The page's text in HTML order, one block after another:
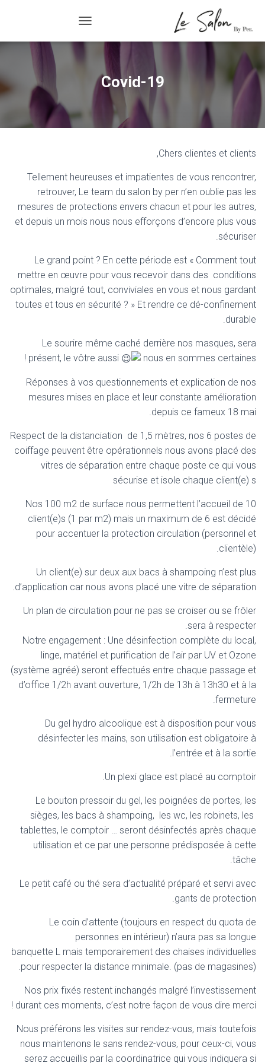
Covid-19
Chers clientes et clients,
Tellement heureuses et impatientes de vous rencontrer,
retrouver, Le team du salon by per n’en oublie pas les
mesures de protections envers chacun et pour les autres,
et depuis un mois nous nous efforçons d’encore plus vous
sécuriser.
Le grand point ? En cette période est « Comment tout
mettre en œuvre pour vous recevoir dans des conditions
optimales, malgré tout, conviviales en vous et nous gardant
toutes et tous en sécurité ? » Et rendre ce dé-confinement
durable.
Le sourire même caché derrière nos masques, sera
présent, le vôtre aussi
nous en sommes certaines !
Réponses à vos questionnements et explication de nos
mesures mises en place et leur constante amélioration
depuis ce fameux 18 mai.
Respect de la distanciation de 1,5 mètres, nos 6 postes de
coiffage peuvent être opérationnels nous avons placé des
vitres de séparation entre chaque poste ce qui vous
sécurise et isole chaque client(e) s
Nos 100 m2 de surface nous permettent l’accueil de 10
client(e)s (1 par m2) mais un maximum de 6 est décidé
pour accentuer la protection circulation (personnel et
clientèle).
Un client(e) sur deux aux bacs à shampoing n’est plus
d’application car nous avons placé une vitre de séparation.
Un plan de circulation pour ne pas se croiser ou se frôler
sera à respecter.
Notre engagement : Une désinfection complète du local,
linge, matériel et purification de l’air par UV et Ozone
(système agréé) seront effectués entre chaque passage et
d’office 1/2h avant ouverture, 1/2h de 13h à 13h30 et à la
fermeture.
Du gel hydro alcoolique est à disposition pour vous
désinfecter les mains, son utilisation est obligatoire à
l’entrée et à la sortie.
Un plexi glace est placé au comptoir.
Le bouton pressoir du gel, les poignées de portes, les
sièges, les bacs à shampoing, les wc, les robinets, les
tablettes, le comptoir … seront désinfectés après chaque
utilisation et ce par une personne prédisposée à cette
tâche.
Le petit café ou thé sera d’actualité préparé et servi avec
gants de protection.
Le coin d’attente (toujours en respect du quota de
personnes en intérieur) n’aura pas sa longue
banquette L mais temporairement des chaises individuelles
pour respecter la distance minimale. (pas de magasines).
Nos prix fixés restent inchangés malgré l’investissement
durant ces moments, c’est notre façon de vous dire merci !
Nous préférons les visites sur rendez-vous, mais toutefois
nous maintenons le sans rendez-vous, pour ceux-ci, vous
serez accueillis par la coordinatrice qui vous indiquera si